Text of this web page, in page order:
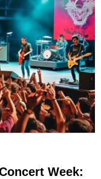
Week: